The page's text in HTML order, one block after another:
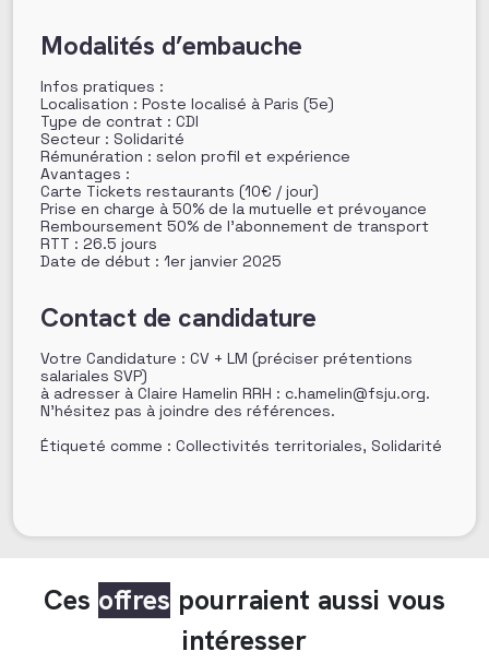
Modalités d’embauche
Infos pratiques :
Localisation : Poste localisé à Paris (5e)
Type de contrat : CDI
Secteur : Solidarité
Rémunération : selon profil et expérience
Avantages :
Carte Tickets restaurants (10€ / jour)
Prise en charge à 50% de la mutuelle et prévoyance
Remboursement 50% de l’abonnement de transport
RTT : 26.5 jours
Date de début : 1er janvier 2025
Contact de candidature
Votre Candidature : CV + LM (préciser prétentions
salariales SVP)
à adresser à Claire Hamelin RRH : c.hamelin@fsju.org.
N’hésitez pas à joindre des références.
Étiqueté comme : Collectivités territoriales, Solidarité
Ces offres pourraient aussi vous
intéresser